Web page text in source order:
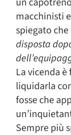
macchinisti
spiegato
disposta
La vicenda
liquidarla
fosse che
Sempre più